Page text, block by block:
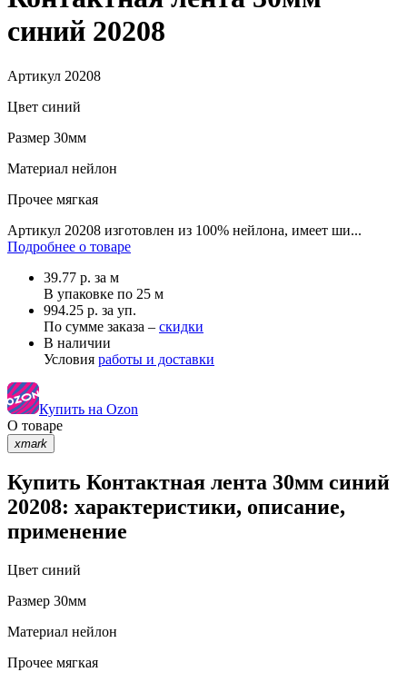
синий 20208
Артикул 20208
Цвет синий
Размер 30мм
Материал нейлон
Прочее мягкая
Артикул 20208 изготовлен из 100% нейлона, имеет ши...
Подробнее о товаре
39.77 р. за м
В упаковке по 25 м
994.25 р. за уп.
По сумме заказа – скидки
В наличии
Условия работы и доставки
Купить на Ozon
О товаре
xmark
Купить Контактная лента 30мм синий
20208: характеристики, описание,
применение
Цвет синий
Размер 30мм
Материал нейлон
Прочее мягкая